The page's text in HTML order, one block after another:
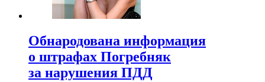
Обнародована информация
о штрафах Погребняк
за нарушения ПДД